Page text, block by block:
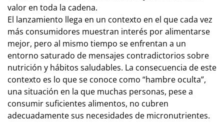
valor en toda la cadena.
El lanzamiento llega en un contexto en el que cada vez
más consumidores muestran interés por alimentarse
mejor, pero al mismo tiempo se enfrentan a un
entorno saturado de mensajes contradictorios sobre
nutrición y hábitos saludables. La consecuencia de este
contexto es lo que se conoce como “hambre oculta”,
una situación en la que muchas personas, pese a
consumir suficientes alimentos, no cubren
adecuadamente sus necesidades de micronutrientes.